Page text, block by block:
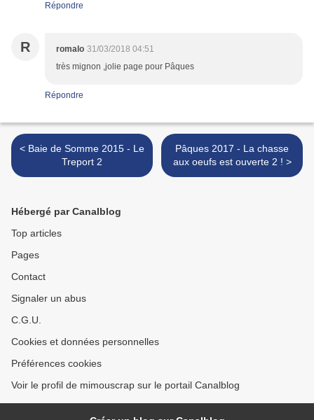
Répondre
R romalo 31/03/2018 04:51
très mignon ,jolie page pour Pâques
Répondre
< Baie de Somme 2015 - Le
Treport 2
Pâques 2017 - La chasse
aux oeufs est ouverte 2 ! >
Hébergé par Canalblog
Top articles
Pages
Contact
Signaler un abus
C.G.U.
Cookies et données personnelles
Préférences cookies
Voir le profil de mimouscrap sur le portail Canalblog